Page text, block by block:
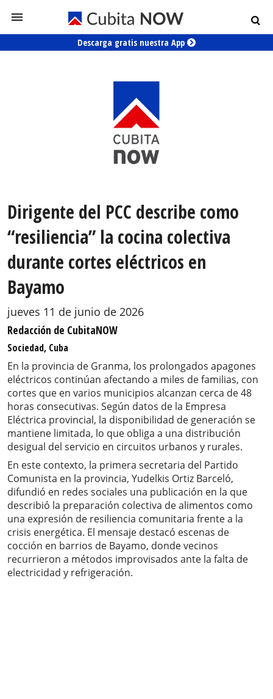
Descarga gratis nuestra App
Dirigente del PCC describe como
“resiliencia” la cocina colectiva
durante cortes eléctricos en
Bayamo
jueves 11 de junio de 2026
Redacción de CubitaNOW
Sociedad, Cuba
En la provincia de Granma, los prolongados apagones
eléctricos continúan afectando a miles de familias, con
cortes que en varios municipios alcanzan cerca de 48
horas consecutivas. Según datos de la Empresa
Eléctrica provincial, la disponibilidad de generación se
mantiene limitada, lo que obliga a una distribución
desigual del servicio en circuitos urbanos y rurales.
En este contexto, la primera secretaria del Partido
Comunista en la provincia, Yudelkis Ortiz Barceló,
difundió en redes sociales una publicación en la que
describió la preparación colectiva de alimentos como
una expresión de resiliencia comunitaria frente a la
crisis energética. El mensaje destacó escenas de
cocción en barrios de Bayamo, donde vecinos
recurrieron a métodos improvisados ante la falta de
electricidad y refrigeración.